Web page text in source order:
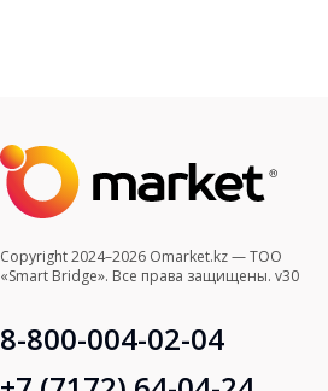
Copyright 2024–2026 Omarket.kz — ТОО
«Smart Bridge». Все права защищены. v30
8-800-004-02-04